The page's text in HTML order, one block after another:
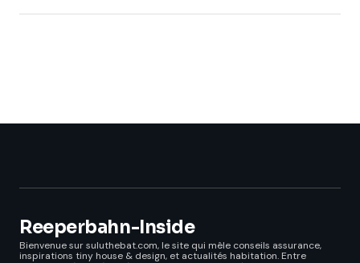
Reeperbahn-Inside
Bienvenue sur suluthebat.com, le site qui mêle conseils assurance,
inspirations tiny house & design, et actualités habitation. Entre